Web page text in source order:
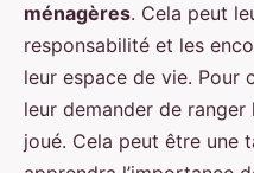
ménagères. Cela peut
responsabilité et les
leur espace de vie. Pour
leur demander de
joué. Cela peut être une